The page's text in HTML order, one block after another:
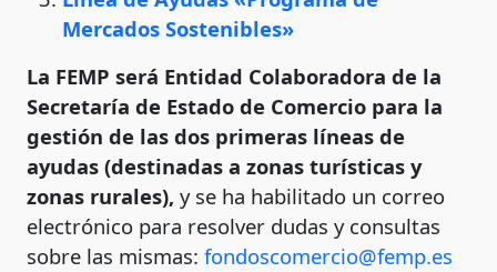
Mercados Sostenibles»
La FEMP será Entidad Colaboradora de la
Secretaría de Estado de Comercio para la
gestión de las dos primeras líneas de
ayudas (destinadas a zonas turísticas y
zonas rurales), y se ha habilitado un correo
electrónico para resolver dudas y consultas
sobre las mismas: fondoscomercio@femp.es